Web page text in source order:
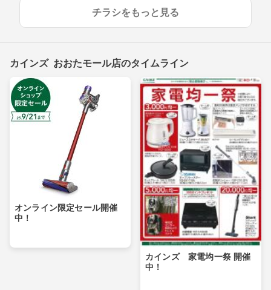
チラシをもっと見る
カインズ おおたモール店のタイムライン
オンライン限定セール開催
中！
カインズ 家電均一祭 開催
中！